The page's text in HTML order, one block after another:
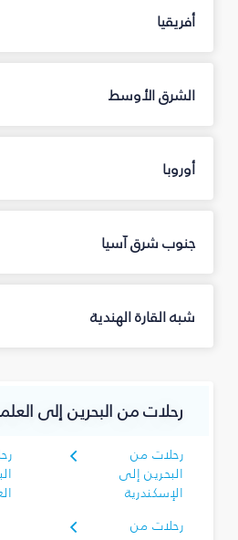
أفريقيا
الشرق الأوسط
أوروبا
جنوب شرق آسيا
شبه القارة الهندية
رحلات من البحرين إلى
رحلات من
البحرين إلى
الإسكندرية
رحلات من